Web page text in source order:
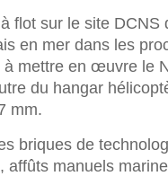
flot sur le site DCNS
en mer dans les
mettre en œuvre le
du hangar
mm.
briques de
affûts manuels